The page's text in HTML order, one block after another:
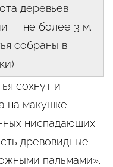
деревьев
— не более 3 м.
собраны в
сохнут и
на макушке
ниспадающих
древовидные
пальмами».